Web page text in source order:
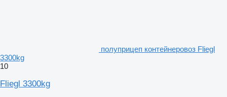
полуприцеп контейнеровоз Fliegl
3300kg
10
Fliegl 3300kg